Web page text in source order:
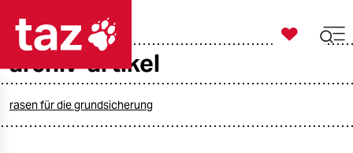
taz zahl ich

taz zahl ich
archiv-artikel
rasen für die grundsicherung